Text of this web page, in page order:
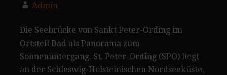
Admin
Die Seebrücke von Sankt Peter-Ording im
Ortsteil Bad als Panorama zum
Sonnenuntergang. St. Peter-Ording (SPO) liegt
an der Schleswig-Holsteinischen Nordseeküste,